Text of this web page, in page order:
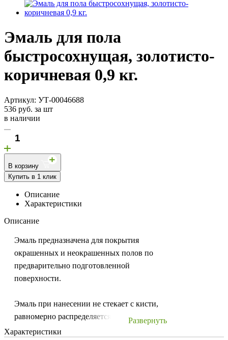
Эмаль для пола
быстросохнущая, золотисто-
коричневая 0,9 кг.
Артикул: УТ-00046688
536 руб. за шт
в наличии
В корзину
Купить в 1 клик
Описание
Характеристики
Описание
Эмаль предназначена для покрытия
окрашенных и неокрашенных полов по
предварительно подготовленной
поверхности.
Эмаль при нанесении не стекает с кисти,
равномерно распределяется по
поверхности. Применение
Развернуть
Характеристики